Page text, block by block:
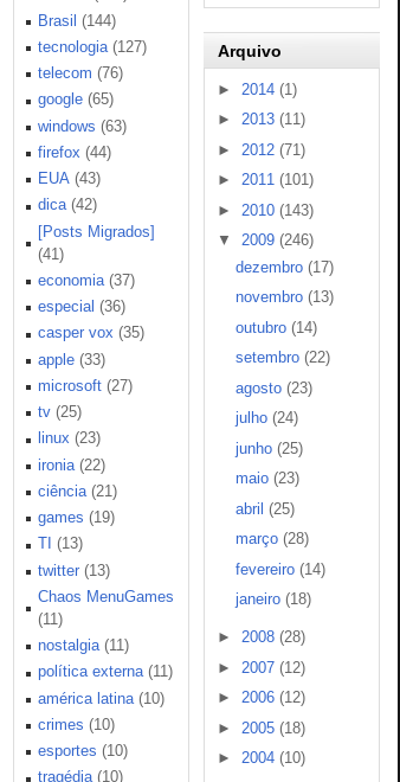
Brasil (144)
tecnologia (127)
telecom (76)
google (65)
windows (63)
firefox (44)
EUA (43)
dica (42)
[Posts Migrados]
(41)
economia (37)
especial (36)
casper vox (35)
apple (33)
microsoft (27)
tv (25)
linux (23)
ironia (22)
ciência (21)
games (19)
TI (13)
twitter (13)
Chaos MenuGames
(11)
nostalgia (11)
política externa (11)
américa latina (10)
crimes (10)
esportes (10)
tragédia (10)
Arquivo
► 2014(1)
►2013(11)
► 2012(71)
►2011(101)
► 2010(143)
▼
2009(246)
dezembro (17)
novembro (13)
outubro (14)
setembro (22)
agosto (23)
julho (24)
junho (25)
maio (23)
abril (25)
março (28)
fevereiro (14)
janeiro (18)
►2008(28)
► 2007(12)
►2006(12)
► 2005(18)
►2004(10)